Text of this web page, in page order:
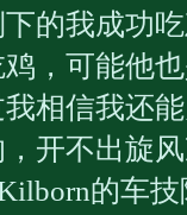
的我成功
，可能他
相信我还
开不出旋
的车